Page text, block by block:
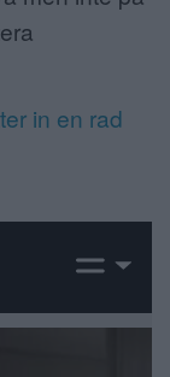
in en rad